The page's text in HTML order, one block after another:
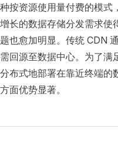
按资源使用量付费的模
长的数据存储分发需求
也愈加明显。传统 CDN
回源至数据中心。为了
布式地部署在靠近终端
面优势显著。